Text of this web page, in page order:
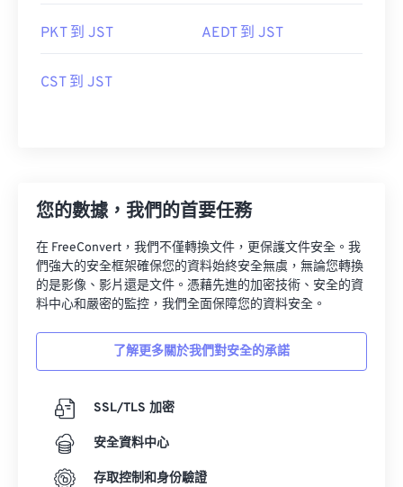
PKT 到 JST AEDT 到 JST
CST 到 JST
您的數據，我們的首要任務
在 FreeConvert，我們不僅轉換文件，更保護文件安全。我
們強大的安全框架確保您的資料始終安全無虞，無論您轉換
的是影像、影片還是文件。憑藉先進的加密技術、安全的資
料中心和嚴密的監控，我們全面保障您的資料安全。
了解更多關於我們對安全的承諾
SSL/TLS 加密
安全資料中心
存取控制和身份驗證